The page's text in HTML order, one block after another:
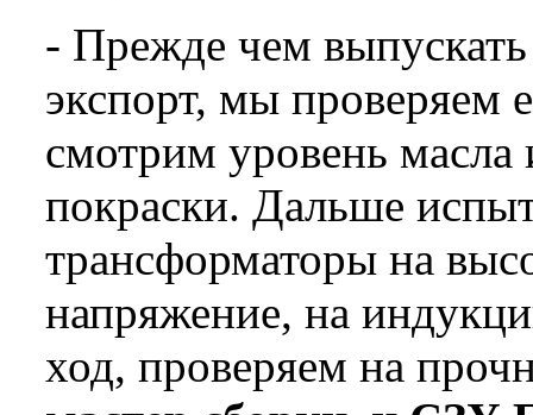
- Прежде чем
экспорт, мы проверяем
смотрим уровень масла
покраски. Дальше
трансформаторы на
напряжение, на
ход, проверяем на